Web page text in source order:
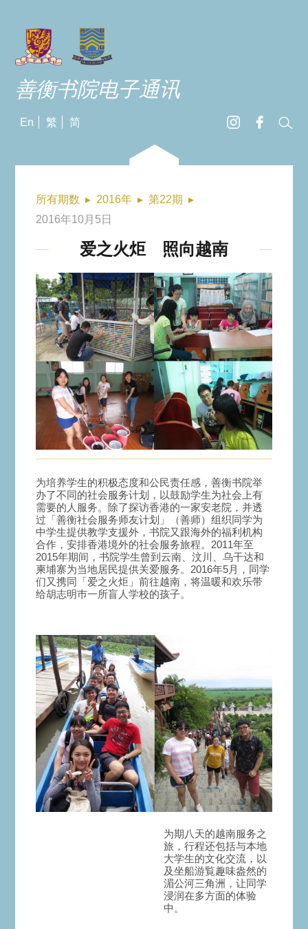
善衡书院电子通讯
En 繁 简
所有期数 ▸ 2016年 ▸ 第22期
▸
2016年10月5日
爱之火炬 照向越南
为培养学生的积极态度和公民责任感，善衡书院举
办了不同的社会服务计划，以鼓励学生为社会上有
需要的人服务。除了探访香港的一家安老院，并透
过「善衡社会服务师友计划」（善师）组织同学为
中学生提供教学支援外，书院又跟海外的福利机构
合作，安排香港境外的社会服务旅程。2011年至
2015年期间，书院学生曾到云南、汶川、乌干达和
柬埔寨为当地居民提供关爱服务。2016年5月，同学
们又携同「爱之火炬」前往越南，将温暖和欢乐带
给胡志明巿一所盲人学校的孩子。
为期八天的越南服务之
旅，行程还包括与本地
大学生的文化交流，以
及坐船游覧趣味盎然的
湄公河三角洲，让同学
浸润在多方面的体验
中。